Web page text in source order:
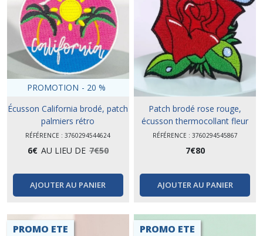
PROMOTION - 20 %
Écusson California brodé, patch
palmiers rétro
RÉFÉRENCE : 3760294544624
6€ AU LIEU DE 7€50
AJOUTER AU PANIER
Patch brodé rose rouge,
écusson thermocollant fleur
RÉFÉRENCE : 3760294545867
7€80
AJOUTER AU PANIER
PROMO ETE PROMO ETE